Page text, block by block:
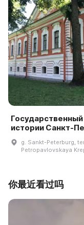
истории Санкт-
g. Sankt-Peterburg,
Petropavlovskaya
你最近看过吗